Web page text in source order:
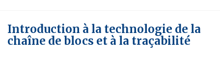
Introduction à la technologie de la
chaîne de blocs et à la traçabilité